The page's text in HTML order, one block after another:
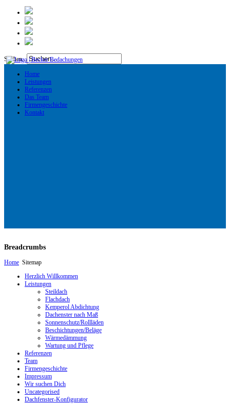
Suchen...
Home
Leistungen
Referenzen
Das Team
Firmengeschichte
Kontakt
Breadcrumbs
Home Sitemap
Herzlich Willkommen
Leistungen
Steildach
Flachdach
Kemperol Abdichtung
Dachenster nach Maß
Sonnenschutz/Rollläden
Beschichtungen/Beläge
Wärmedämmung
Wartung und Pflege
Referenzen
Team
Firmengeschichte
Impressum
Wir suchen Dich
Uncategorised
Dachfenster-Konfigurator